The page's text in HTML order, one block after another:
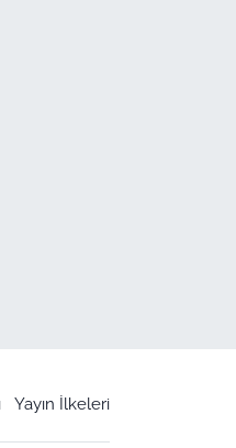
Yayın İlkeleri